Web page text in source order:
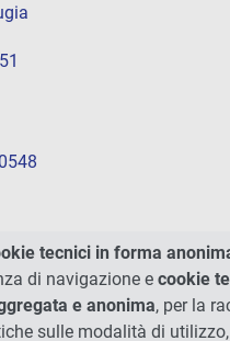
tecnici in forma
di navigazione e cookie
e anonima, per la
sulle modalità di